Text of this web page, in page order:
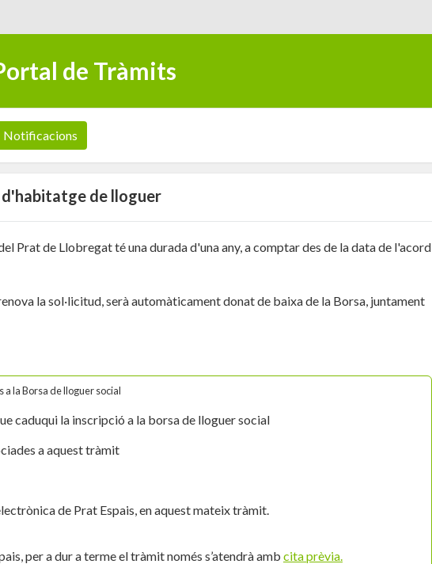
de Tràmits
Notificacions
d'habitatge de lloguer
Prat de Llobregat té una durada d'una any, a comptar des de la data de l'acord
la sol·licitud, serà automàticament donat de baixa de la Borsa, juntament
a la Borsa de lloguer social
caduqui la inscripció a la borsa de lloguer social
a aquest tràmit
de Prat Espais, en aquest mateix tràmit.
per a dur a terme el tràmit només s’atendrà amb cita prèvia.